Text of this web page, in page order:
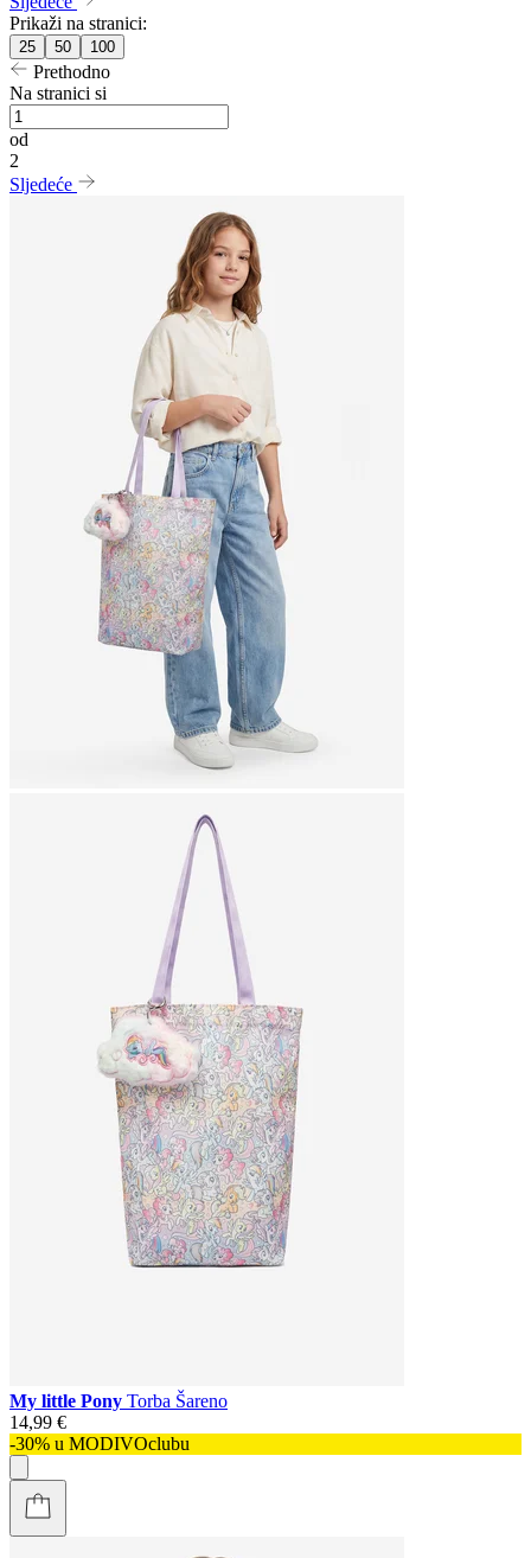
Prikaži na stranici:
25 50 100
Prethodno
Na stranici si
od
2
Sljedeće
My little Pony Torba Šareno
14,99 €
-30% u MODIVOclubu